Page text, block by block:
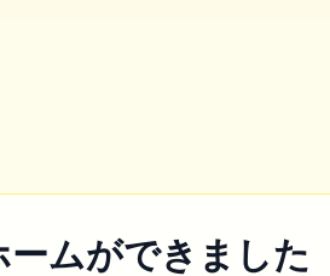
ムができました